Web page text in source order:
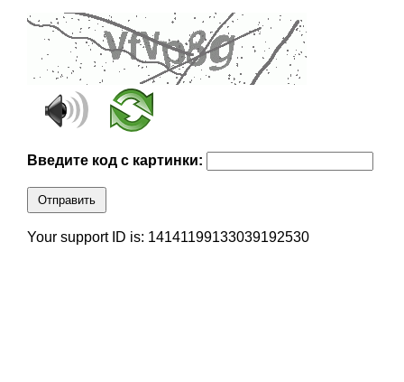
Введите код с картинки:
Отправить
Your support ID is: 14141199133039192530